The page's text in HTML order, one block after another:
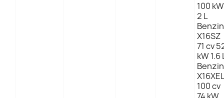
100 kW
2 L
X16SZ
71 cv
kW 1.6
100 cv